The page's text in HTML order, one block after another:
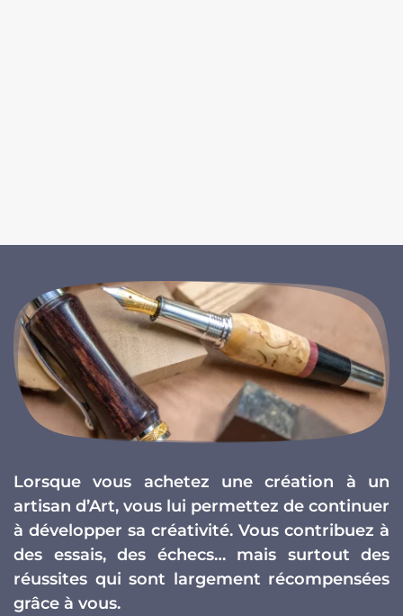
Lorsque vous achetez une création à un
artisan d’Art, vous lui permettez de continuer
à développer sa créativité. Vous contribuez à
des essais, des échecs… mais surtout des
réussites qui sont largement récompensées
grâce à vous.